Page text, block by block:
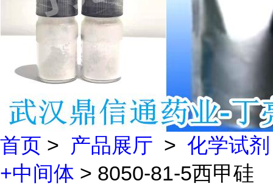
首页 > 产品展厅 > 化学试剂
+中间体 > 8050-81-5西甲硅